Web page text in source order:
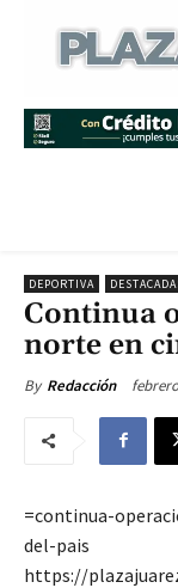
DEPORTIVA
Continua
norte en
By Redacción
=continua-
del-pais
https://